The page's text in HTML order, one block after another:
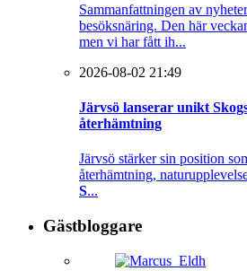
Sammanfattningen av
besöksnäring. Den här
men vi har fått ih...
2026-08-02 21:49
Järvsö lanserar unikt
återhämtning
Järvsö stärker sin position
återhämtning,
S...
Gästbloggare